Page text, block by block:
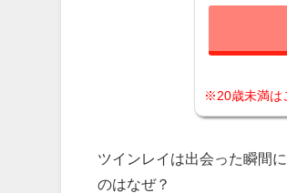
※20歳未満は
ツインレイは出会った瞬間
のはなぜ？